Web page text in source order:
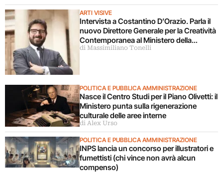
ARTI VISIVE
Intervista a Costantino D’Orazio. Parla il
nuovo Direttore Generale per la Creatività
Contemporanea al Ministero della
Cultura
di Massimiliano Tonelli
POLITICA E PUBBLICA AMMINISTRAZIONE
Nasce il Centro Studi per il Piano Olivetti: il
Ministero punta sulla rigenerazione
culturale delle aree interne
di Alex Urso
POLITICA E PUBBLICA AMMINISTRAZIONE
INPS lancia un concorso per illustratori e
fumettisti (chi vince non avrà alcun
compenso)